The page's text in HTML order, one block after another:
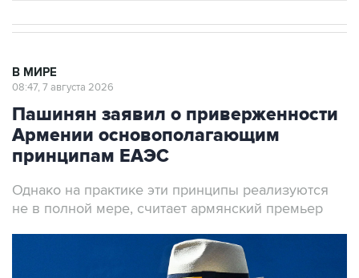
В МИРЕ
08:47, 7 августа 2026
Пашинян заявил о приверженности
Армении основополагающим
принципам ЕАЭС
Однако на практике эти принципы реализуются
не в полной мере, считает армянский премьер